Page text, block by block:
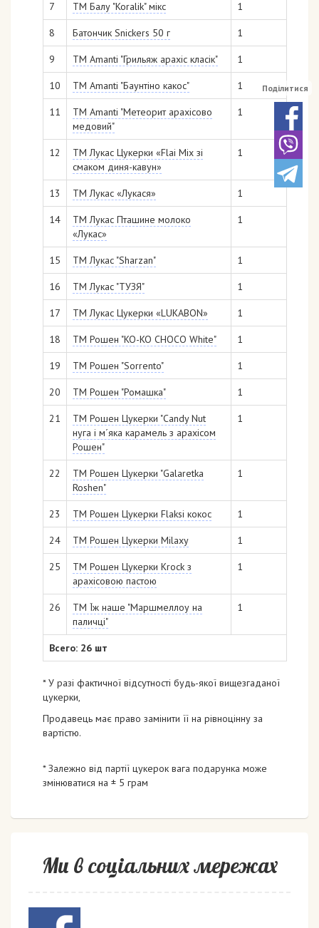
Поділитися
7 ТМ Балу "Koralik" мікс 1
8 Батончик Snickers 50 г 1
9 ТМ Аmanti "Грильяж арахіс класік" 1
10 ТМ Аmanti "Баунтіно какос" 1
11
ТМ Аmanti "Метеорит арахісово
медовий"
1
12
ТМ Лукас Цукерки «Flai Mix зі
смаком диня-кавун»
1
13 ТМ Лукас «Лукася» 1
14
ТМ Лукас Пташине молоко
«Лукас»
1
15 ТМ Лукас "Sharzan" 1
16 ТМ Лукас "ТУЗЯ" 1
17 ТМ Лукас Цукерки «LUKABON» 1
18 ТМ Рошен "KO-KO CHOCO White" 1
19 ТМ Рошен "Sorrento" 1
20 ТМ Рошен "Ромашка" 1
21
ТМ Рошен Цукерки "Candy Nut
нуга і м´яка карамель з арахісом
Рошен"
1
22
ТМ Рошен Цукерки "Galaretka
Roshen"
1
23 ТМ Рошен Цукерки Flaksi кокос 1
24 ТМ Рошен Цукерки Milaxy 1
25
ТМ Рошен Цукерки Krock з
арахісовою пастою
1
26
ТМ Їж наше "Маршмеллоу на
паличці"
1
Всего: 26 шт
* У разі фактичної відсутності будь-якої вищезгаданої
цукерки,
Продавець має право замінити її на рівноцінну за
вартістю.
* Залежно від партії цукерок вага подарунка може
змінюватися на ± 5 грам
Ми в соціальних мережах